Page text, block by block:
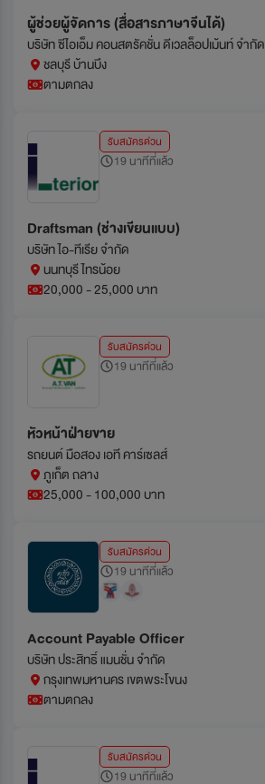
ผู้ช่วยผู้จัดการ (สื่อสารภาษาจีนได้)
บริษัท ซีไอเอ็ม คอนสตรัคชั่น ดีเวลล็อปเม้นท์ จำกัด
ชลบุรี บ้านบึง
ตามตกลง
รับสมัครด่วน
19 นาทีที่แล้ว
Draftsman (ช่างเขียนแบบ)
บริษัท ไอ-ทีเรีย จำกัด
นนทบุรี ไทรน้อย
20,000 - 25,000 บาท
รับสมัครด่วน
19 นาทีที่แล้ว
หัวหน้าฝ่ายขาย
รถยนต์ มือสอง เอที คาร์เซลส์
ภูเก็ต ถลาง
25,000 - 100,000 บาท
รับสมัครด่วน
19 นาทีที่แล้ว
Account Payable Officer
บริษัท ประสิทธิ์ แมนชั่น จำกัด
กรุงเทพมหานคร เขตพระโขนง
ตามตกลง
รับสมัครด่วน
19 นาทีที่แล้ว